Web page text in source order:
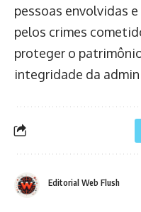
pessoas envolvidas
pelos crimes
proteger o
integridade da
Editorial Web Flush